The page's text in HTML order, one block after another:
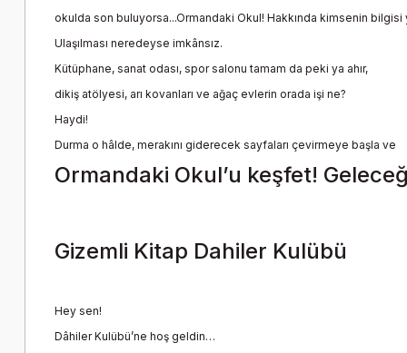
okulda son buluyorsa...Ormandaki Okul! Hakkında kimsenin bilgisi
Ulaşılması neredeyse imkânsız.
Kütüphane, sanat odası, spor salonu tamam da peki ya ahır,
dikiş atölyesi, arı kovanları ve ağaç evlerin orada işi ne?
Haydi!
Durma o hâlde, merakını giderecek sayfaları çevirmeye başla ve
Ormandaki Okul’u keşfet!
Gizemli Kitap Dahiler Kulübü
Hey sen!
Dâhiler Kulübü’ne hoş geldin…